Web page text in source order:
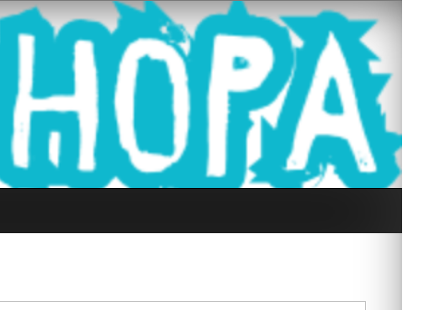
Seluruh Di